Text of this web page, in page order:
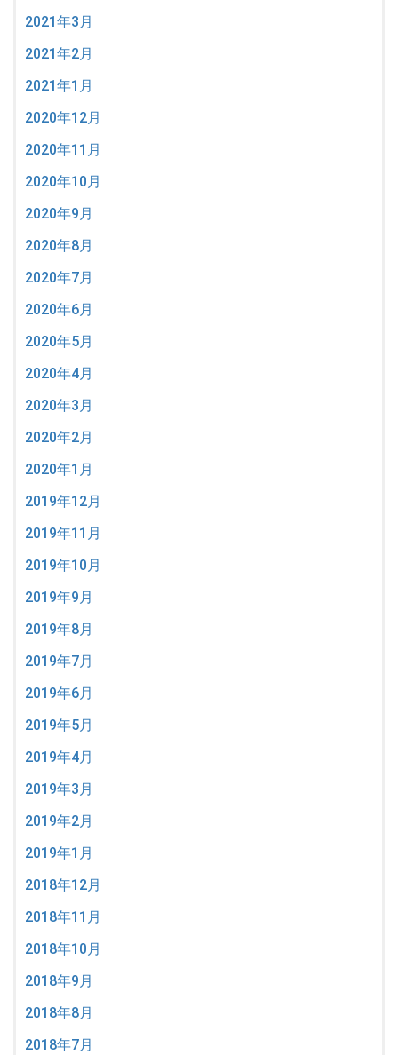
2021年3月
2021年2月
2021年1月
2020年12月
2020年11月
2020年10月
2020年9月
2020年8月
2020年7月
2020年6月
2020年5月
2020年4月
2020年3月
2020年2月
2020年1月
2019年12月
2019年11月
2019年10月
2019年9月
2019年8月
2019年7月
2019年6月
2019年5月
2019年4月
2019年3月
2019年2月
2019年1月
2018年12月
2018年11月
2018年10月
2018年9月
2018年8月
2018年7月